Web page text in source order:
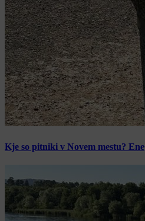
Kje so pitniki v Novem mestu?